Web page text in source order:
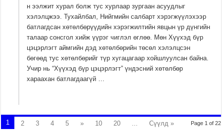
н ээлжит хурал болж тус хурлаар зургаан асуудлыг
хэлэлцжээ. Тухайлбал, Нийгмийн салбарт хэрэгжүүлэхээр
батлагдсан хөтөлбөрүүдийн хэрэгжилтийн явцын үр дүнгийн
талаар сонсгол хийж үүрэг чиглэл өглөө. Мөн Хүүхэд бүр
цэцэрлэгт аймгийн дэд хөтөлбөрийн төсөл хэлэлцсэн
бөгөөд тус хөтөлбөрийг түр хугацагаар хойшлуулсан байна.
Учир нь “Хүүхэд бүр цэцэрлэгт” үндэсний хөтөлбөр
хараахан батлагдаагүй …
Page 1 of 22
1 2 3 4 5 » 10 20 Сүүлд »